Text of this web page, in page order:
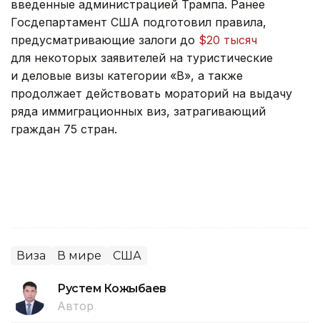
введенные администрацией Трампа. Ранее
Госдепартамент США подготовил правила,
предусматривающие залоги до $20 тысяч
для некоторых заявителей на туристические
и деловые визы категории «B», а также
продолжает действовать мораторий на выдачу
ряда иммиграционных виз, затрагивающий
граждан 75 стран.
Виза В мире США
Рустем Кожыбаев
Автор